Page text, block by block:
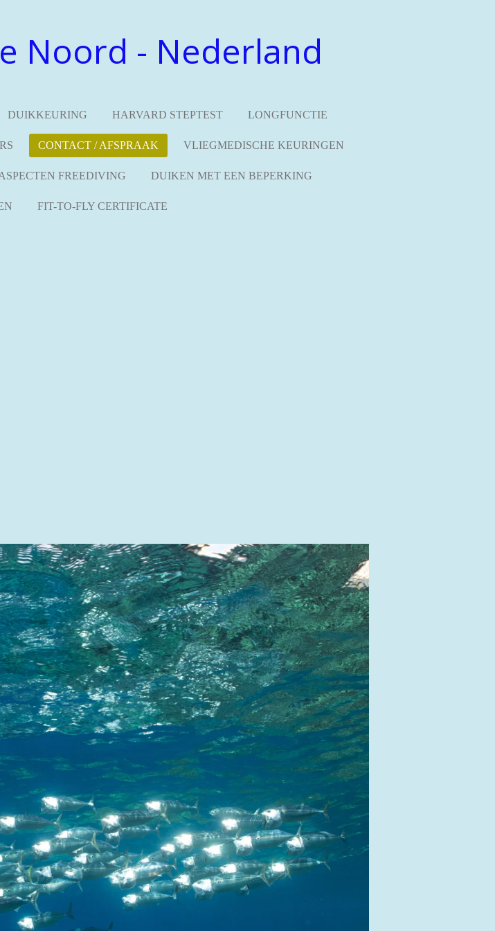
Noord - Nederland
DUIKKEURING HARVARD STEPTEST LONGFUNCTIE
CONTACT / AFSPRAAK VLIEGMEDISCHE KEURINGEN
FREEDIVING DUIKEN MET EEN BEPERKING
FIT-TO-FLY CERTIFICATE